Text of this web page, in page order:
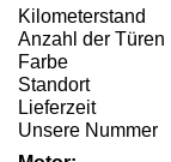
Kilometerstand
Anzahl der Türen
Farbe
Standort
Lieferzeit
Unsere Nummer